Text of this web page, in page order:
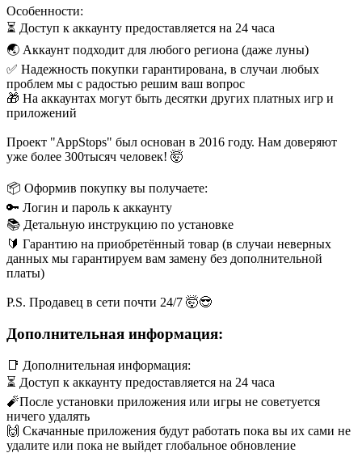
Особенности:
⏳ Доступ к аккаунту предоставляется на 24 часа
🌏 Аккаунт подходит для любого региона (даже луны)
✅ Надежность покупки гарантирована, в случаи любых
проблем мы с радостью решим ваш вопрос
🎁 На аккаунтах могут быть десятки других платных игр и
приложений
Проект "AppStops" был основан в 2016 году. Нам доверяют
уже более 300тысяч человек! 🤯
📦 Оформив покупку вы получаете:
🔑 Логин и пароль к аккаунту
📚 Детальную инструкцию по установке
🔰 Гарантию на приобретённый товар (в случаи неверных
данных мы гарантируем вам замену без дополнительной
платы)
P.S. Продавец в сети почти 24/7 🤯😎
Дополнительная информация:
📑 Дополнительная информация:
⏳ Доступ к аккаунту предоставляется на 24 часа
🧨После установки приложения или игры не советуется
ничего удалять
🙌 Скачанные приложения будут работать пока вы их сами не
удалите или пока не выйдет глобальное обновление